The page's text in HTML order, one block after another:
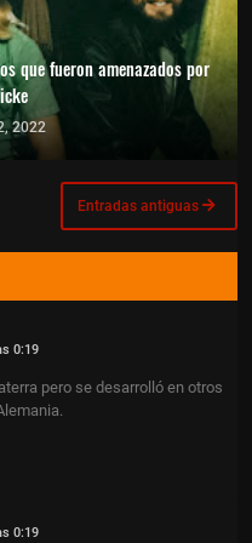
que fueron amenazados por
2022
Entradas antiguas
0:19
pero se desarrolló en otros
0:19